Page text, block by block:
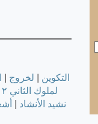
التكوين | لخروج |
لملوك الثاني ٢
نشيد الأنشاد |